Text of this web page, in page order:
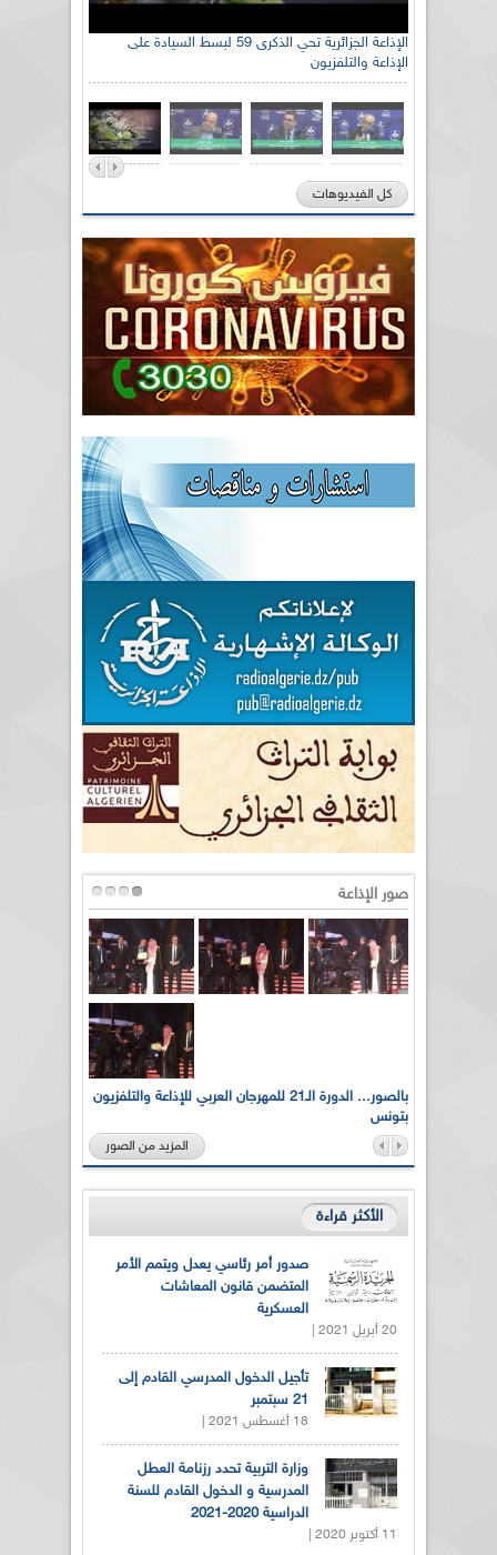
الإذاعة الجزائرية تحي الذكرى 59 لبسط السيادة على
الإذاعة والتلفزيون
كل الفيديوهات
صور الإذاعة
بالصور... الدورة الـ21 للمهرجان العربي للإذاعة والتلفزيون
بتونس
المزيد من الصور
الأكثر قراءة
صدور أمر رئاسي يعدل ويتمم الأمر
المتضمن قانون المعاشات
العسكرية
20 أبريل 2021 |
تأجيل الدخول المدرسي القادم إلى
21 سبتمبر
18 أغسطس 2021 |
وزارة التربية تحدد رزنامة العطل
المدرسية و الدخول القادم للسنة
الدراسية 2020-2021
11 أكتوبر 2020 |